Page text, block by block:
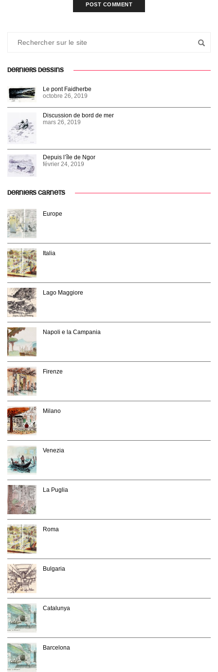
DERNIERS DESSINS
Le pont Faidherbe
octobre 26, 2019
Discussion de bord de mer
mars 26, 2019
Depuis l’île de Ngor
février 24, 2019
DERNIERS CARNETS
Europe
Italia
Lago Maggiore
Napoli e la Campania
Firenze
Milano
Venezia
La Puglia
Roma
Bulgaria
Catalunya
Barcelona